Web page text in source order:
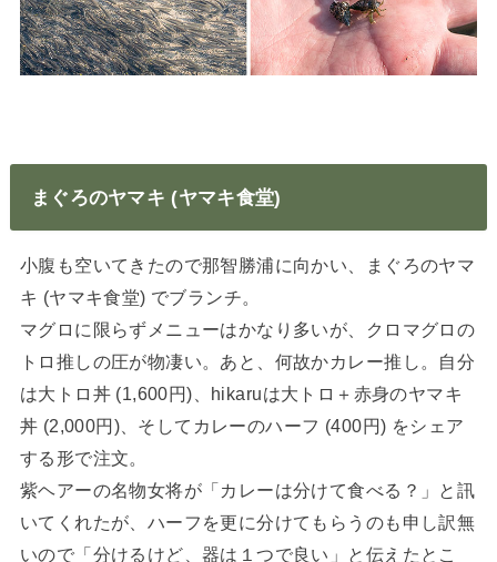
まぐろのヤマキ (ヤマキ食堂)
小腹も空いてきたので那智勝浦に向かい、まぐろのヤマ
キ (ヤマキ食堂) でブランチ。
マグロに限らずメニューはかなり多いが、クロマグロの
トロ推しの圧が物凄い。あと、何故かカレー推し。自分
は大トロ丼 (1,600円)、hikaruは大トロ＋赤身のヤマキ
丼 (2,000円)、そしてカレーのハーフ (400円) をシェア
する形で注文。
紫ヘアーの名物女将が「カレーは分けて食べる？」と訊
いてくれたが、ハーフを更に分けてもらうのも申し訳無
いので「分けるけど、器は１つで良い」と伝えたとこ